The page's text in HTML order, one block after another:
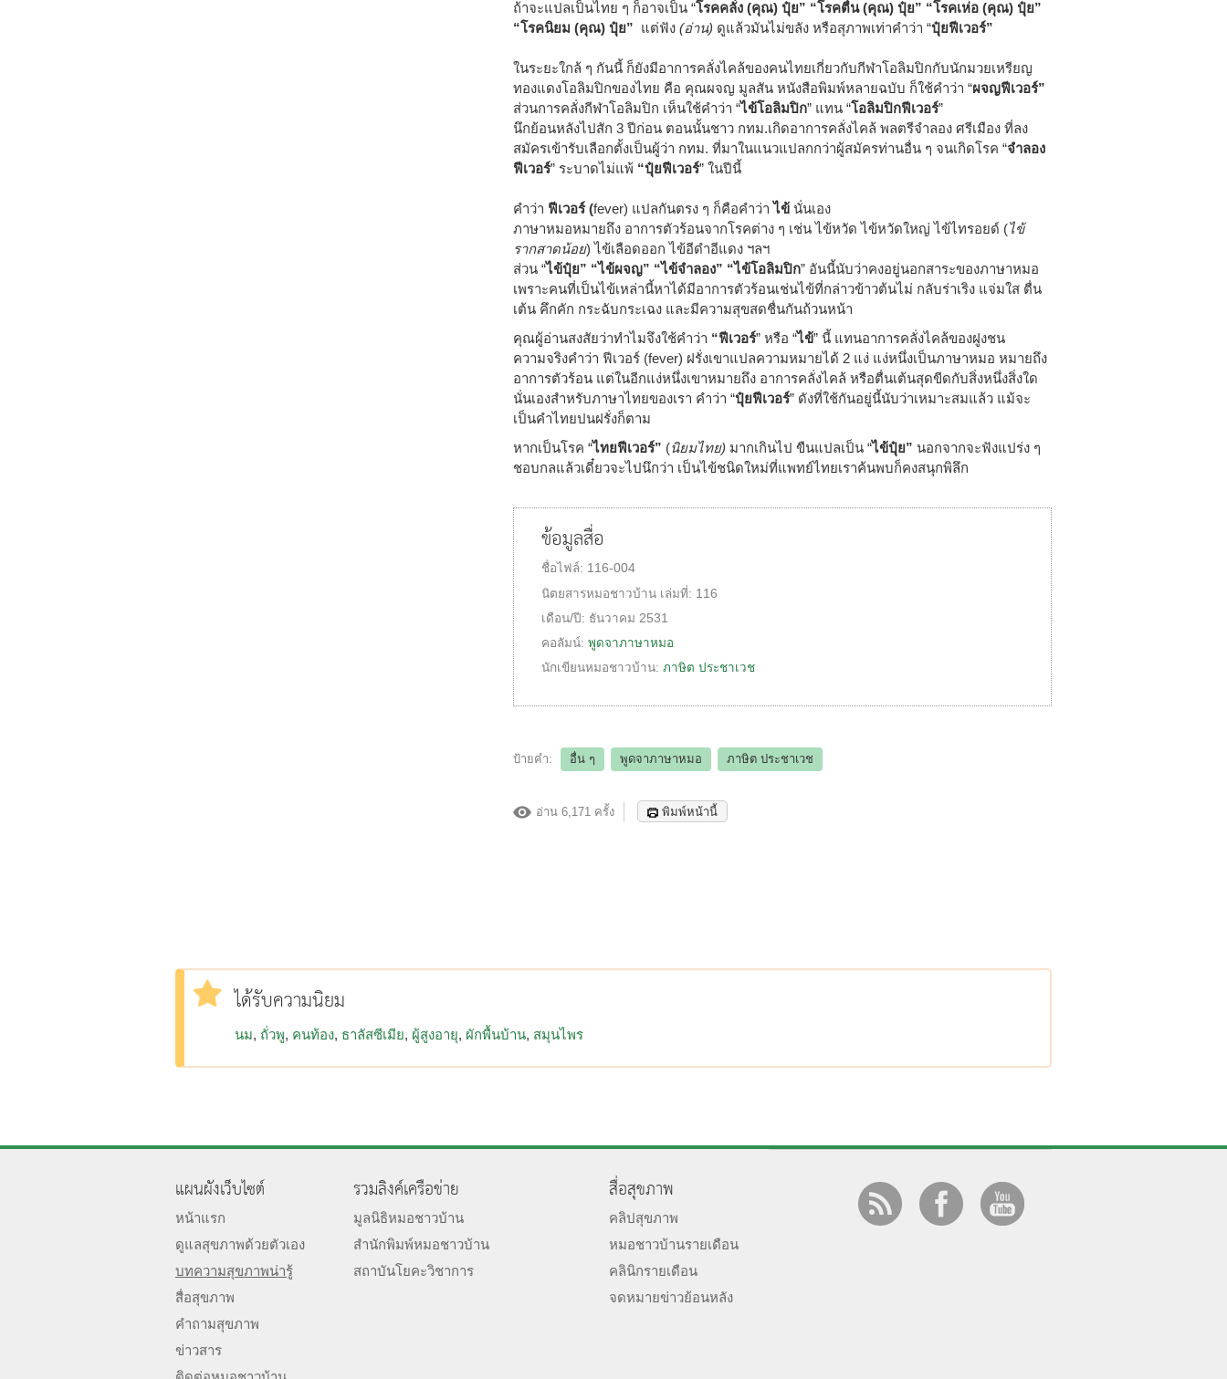
ถ้าจะแปลเป็นไทย ๆ ก็อาจเป็น “โรคคลั่ง (คุณ) ปุ๋ย” “โรคตื่น (คุณ) ปุ๋ย” “โรคเห่อ (คุณ) ปุ๋ย”
“โรคนิยม (คุณ) ปุ๋ย” แต่ฟัง (อ่าน) ดูแล้วมันไม่ขลัง หรือสุภาพเท่าคำว่า “ปุ๋ยฟีเวอร์”
ในระยะใกล้ ๆ กันนี้ ก็ยังมีอาการคลั่งไคล้ของคนไทยเกี่ยวกับกีฬาโอลิมปิกกับนักมวยเหรียญ
ทองแดงโอลิมปิกของไทย คือ คุณผจญ มูลสัน หนังสือพิมพ์หลายฉบับ ก็ใช้คำว่า “ผจญฟีเวอร์”
ส่วนการคลั่งกีฬาโอลิมปิก เห็นใช้คำว่า “ไข้โอลิมปิก” แทน “โอลิมปิกฟีเวอร์”
นึกย้อนหลังไปสัก 3 ปีก่อน ตอนนั้นชาว กทม.เกิดอาการคลั่งไคล้ พลตรีจำลอง ศรีเมือง ที่ลง
สมัครเข้ารับเลือกตั้งเป็นผู้ว่า กทม. ที่มาในแนวแปลกกว่าผู้สมัครท่านอื่น ๆ จนเกิดโรค “จำลอง
ฟีเวอร์” ระบาดไม่แพ้ “ปุ๋ยฟีเวอร์” ในปีนี้
คำว่า ฟีเวอร์ (fever) แปลกันตรง ๆ ก็คือคำว่าไข้ นั่นเอง
ภาษาหมอหมายถึง อาการตัวร้อนจากโรคต่าง ๆ เช่น ไข้หวัด ไข้หวัดใหญ่ ไข้ไทรอยด์ (ไข้
รากสาดน้อย) ไข้เลือดออก ไข้อีดำอีแดง ฯลฯ
ส่วน “ไข้ปุ๋ย” “ไข้ผจญ” “ไข้จำลอง” “ไข้โอลิมปิก” อันนี้นับว่าคงอยู่นอกสาระของภาษาหมอ
เพราะคนที่เป็นไข้เหล่านี้หาได้มีอาการตัวร้อนเช่นไข้ที่กล่าวข้าวต้นไม่ กลับร่าเริง แจ่มใส ตื่น
เต้น คึกคัก กระฉับกระเฉง และมีความสุขสดชื่นกันถ้วนหน้า
คุณผู้อ่านสงสัยว่าทำไมจึงใช้คำว่า “ฟีเวอร์” หรือ “ไข้” นี้ แทนอาการคลั่งไคล้ของฝูงชน
ความจริงคำว่า ฟีเวอร์ (fever) ฝรั่งเขาแปลความหมายได้ 2 แง่ แง่หนึ่งเป็นภาษาหมอ หมายถึง
อาการตัวร้อน แต่ในอีกแง่หนึ่งเขาหมายถึง อาการคลั่งไคล้ หรือตื่นเต้นสุดขีดกับสิ่งหนึ่งสิ่งใด
นั่นเองสำหรับภาษาไทยของเรา คำว่า “ปุ๋ยฟีเวอร์” ดังที่ใช้กันอยู่นี้นับว่าเหมาะสมแล้ว แม้จะ
เป็นคำไทยปนฝรั่งก็ตาม
หากเป็นโรค “ไทยฟีเวอร์” (นิยมไทย) มากเกินไป ขืนแปลเป็น “ไข้ปุ๋ย” นอกจากจะฟังแปร่ง ๆ
ชอบกลแล้วเดี๋ยวจะไปนึกว่า เป็นไข้ชนิดใหม่ที่แพทย์ไทยเราค้นพบก็คงสนุกพิลึก
ข้อมูลสื่อ
ชื่อไฟล์: 116-004
นิตยสารหมอชาวบ้าน เล่มที่: 116
เดือน/ปี: ธันวาคม 2531
คอลัมน์: พูดจาภาษาหมอ
นักเขียนหมอชาวบ้าน: ภาษิต ประชาเวช
ป้ายคำ: อื่น ๆ พูดจาภาษาหมอ ภาษิต ประชาเวช
อ่าน 6,171 ครั้ง พิมพ์หน้านี้
ได้รับความนิยม
นม ถั่วพู คนท้อง ธาลัสซีเมีย ผู้สูงอายุ ผักพื้นบ้าน สมุนไพร
แผนผังเว็บไซต์
หน้าแรก
ดูแลสุขภาพด้วยตัวเอง
บทความสุขภาพน่ารู้
สื่อสุขภาพ
คำถามสุขภาพ
ข่าวสาร
รวมลิงค์เครือข่าย
มูลนิธิหมอชาวบ้าน
สำนักพิมพ์หมอชาวบ้าน
สถาบันโยคะวิชาการ
สื่อสุขภาพ
คลิปสุขภาพ
หมอชาวบ้านรายเดือน
คลินิกรายเดือน
จดหมายข่าวย้อนหลัง